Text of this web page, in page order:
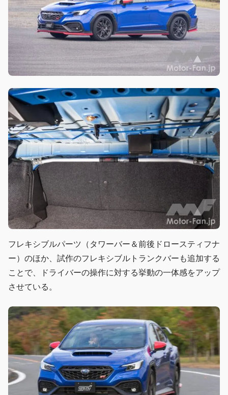
フレキシブルパーツ（タワーバー＆前後ドロースティフナ
ー）のほか、試作のフレキシブルトランクバーも追加する
ことで、ドライバーの操作に対する挙動の一体感をアップ
させている。